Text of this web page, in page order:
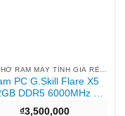
BỘ NHỚ RAM MÁY TÍNH GIÁ RẺ HCM
PC G.Skill Flare X5
DDR5 6000MHz –
₫3,500,000